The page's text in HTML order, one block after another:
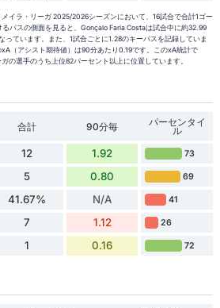
イラ・リーガ 2025/2026シーズンにおいて、16試合で合計1ゴー
パスの側面を見ると、Gonçalo Faria Costaは試合中に約32.99
ています。また、1試合ごとに1.28のキーパスを記録していま
（アシスト期待値）は90分あたり0.19です。このxA統計で
の選手のうち上位82パーセント以上に位置しています。
合計 90分毎 パーセンタイ
ル
12 1.92 73
5 0.80 69
41.67% N/A 41
7 1.12 26
1 0.16 72